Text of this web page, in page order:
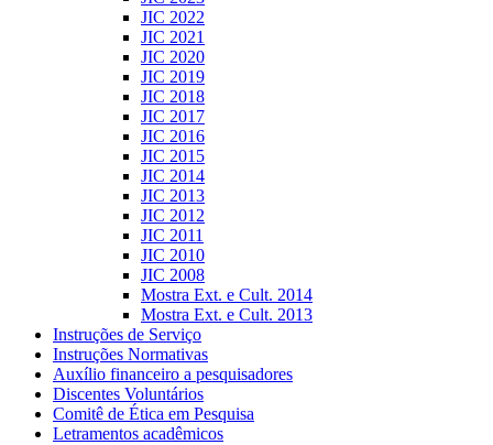
JIC 2022
JIC 2021
JIC 2020
JIC 2019
JIC 2018
JIC 2017
JIC 2016
JIC 2015
JIC 2014
JIC 2013
JIC 2012
JIC 2011
JIC 2010
JIC 2008
Mostra Ext. e Cult. 2014
Mostra Ext. e Cult. 2013
Instruções de Serviço
Instruções Normativas
Auxílio financeiro a pesquisadores
Discentes Voluntários
Comitê de Ética em Pesquisa
Letramentos acadêmicos